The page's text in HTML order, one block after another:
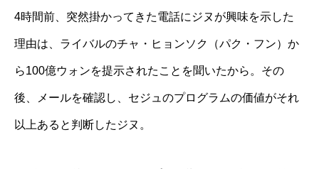
4時間前、突然掛かってきた電話にジヌが興味を示した
理由は、ライバルのチャ・ヒョンソク（パク・フン）か
ら100億ウォンを提示されたことを聞いたから。その
後、メールを確認し、セジュのプログラムの価値がそれ
以上あると判断したジヌ。